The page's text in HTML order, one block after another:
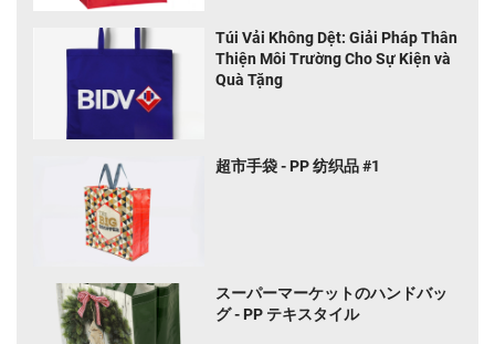
Túi Vải Không Dệt: Giải Pháp Thân
Thiện Môi Trường Cho Sự Kiện và
Quà Tặng
超市手袋 - PP 纺织品 #1
スーパーマーケットのハンドバッ
グ - PP テキスタイル